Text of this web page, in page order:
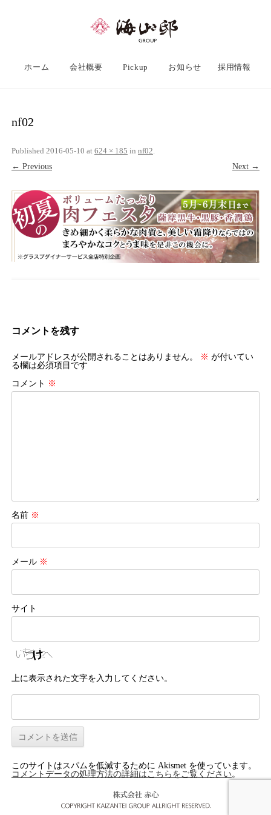
ホーム 会社概要 Pickup お知らせ 採用情報
nf02
Published 2016-05-10 at 624 × 185 in nf02
← Previous
Next →
コメントを残す
メールアドレスが公開されることはありません。 ※ が付いてい
る欄は必須項目です
コメント ※
名前 ※
メール ※
サイト
上に表示された文字を入力してください。
このサイトはスパムを低減するために Akismet を使っています。
コメントデータの処理方法の詳細はこちらをご覧ください。